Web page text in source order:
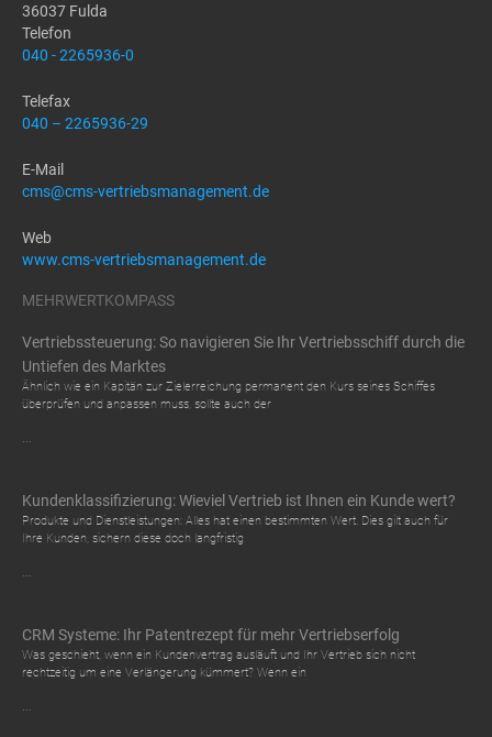
36037 Fulda
Telefon
040 - 2265936-0
Telefax
040 – 2265936-29
E-Mail
cms@cms-vertriebsmanagement.de
Web
www.cms-vertriebsmanagement.de
MEHRWERTKOMPASS
Vertriebssteuerung: So navigieren Sie Ihr Vertriebsschiff durch die
Untiefen des Marktes
Ähnlich wie ein Kapitän zur Zielerreichung permanent den Kurs seines Schiffes
überprüfen und anpassen muss, sollte auch der
...
Kundenklassifizierung: Wieviel Vertrieb ist Ihnen ein Kunde wert?
Produkte und Dienstleistungen: Alles hat einen bestimmten Wert. Dies gilt auch für
Ihre Kunden, sichern diese doch langfristig
...
CRM Systeme: Ihr Patentrezept für mehr Vertriebserfolg
Was geschieht, wenn ein Kundenvertrag ausläuft und Ihr Vertrieb sich nicht
rechtzeitig um eine Verlängerung kümmert? Wenn ein
...